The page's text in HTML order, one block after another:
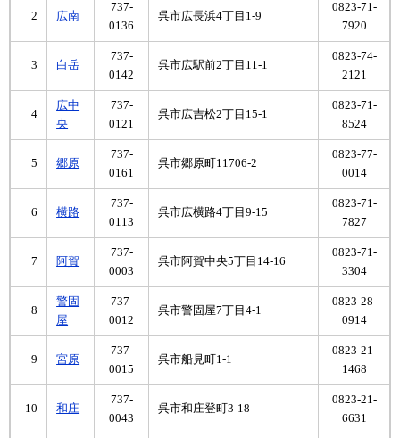
2 広南
737-
0136
呉市広長浜4丁目1-9
0823-71-
7920
3 白岳
737-
0142
呉市広駅前2丁目11-1
0823-74-
2121
4
広中
央
737-
0121
呉市広吉松2丁目15-1
0823-71-
8524
5 郷原
737-
0161
呉市郷原町11706-2
0823-77-
0014
6 横路
737-
0113
呉市広横路4丁目9-15
0823-71-
7827
7 阿賀
737-
0003
呉市阿賀中央5丁目14-16
0823-71-
3304
8
警固
屋
737-
0012
呉市警固屋7丁目4-1
0823-28-
0914
9 宮原
737-
0015
呉市船見町1-1
0823-21-
1468
10 和庄
737-
0043
呉市和庄登町3-18
0823-21-
6631